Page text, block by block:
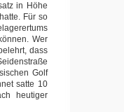
in Höhe
Für so
Wer
dass
Golf
satte 10
heutiger